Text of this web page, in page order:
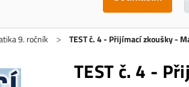
9. ročník > TEST č. 4 - Přijímací zkoušky -
TEST č. 4 -